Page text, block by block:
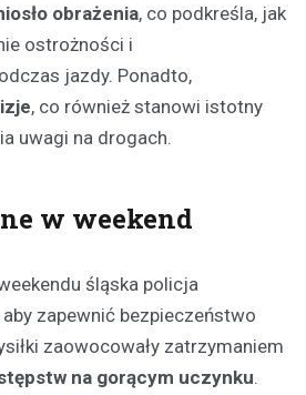
obrażenia, co podkreśla, jak
ostrożności i
jazdy. Ponadto,
, co również stanowi istotny
uwagi na drogach.
w weekend
śląska policja
aby zapewnić bezpieczeństwo
zaowocowały zatrzymaniem
na gorącym uczynku.